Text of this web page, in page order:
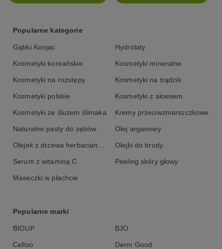
Popularne kategorie
Gąbki Konjac Hydrolaty
Kosmetyki koreańskie Kosmetyki mineralne
Kosmetyki na rozstępy Kosmetyki na trądzik
Kosmetyki polskie Kosmetyki z aloesem
Kosmetyki ze śluzem ślimaka Kremy przeciwzmarszczkowe
Naturalne pasty do zębów Olej arganowy
Olejki do brody
Serum z witaminą C Peeling skóry głowy
Maseczki w płachcie
Popularne marki
BIOUP BJO
Celloo Derm Good